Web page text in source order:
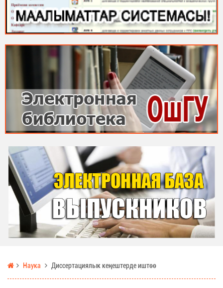
Наука Диссертациялык кеңештерде иштөө